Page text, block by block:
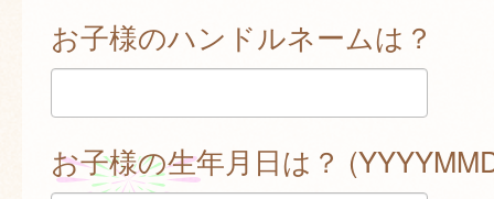
お子様のハンドルネームは？
お子様の生年月日は？